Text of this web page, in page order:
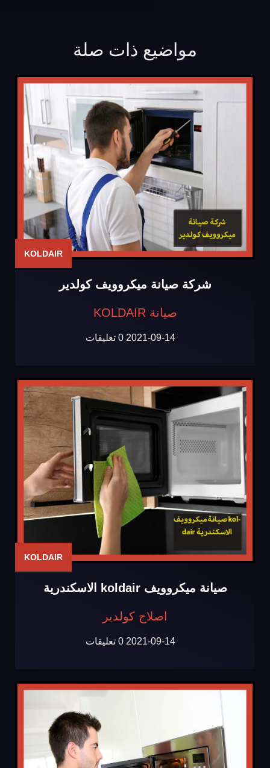
مواضيع ذات صلة
KOLDAIR
شركة صيانة ميكروويف كولدير
صيانة KOLDAIR
2021-09-14 0 تعليقات
KOLDAIR
صيانة ميكروويف koldair الاسكندرية
اصلاح كولدير
2021-09-14 0 تعليقات